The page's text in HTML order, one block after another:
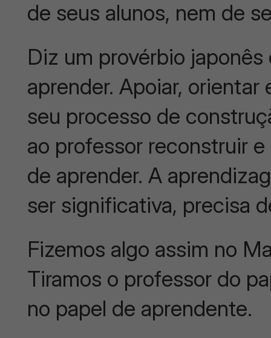
de seus alunos, nem de
Diz um provérbio
aprender. Apoiar,
seu processo de
ao professor reconstruir
de aprender. A
ser significativa, precisa
Fizemos algo assim no
Tiramos o professor do
no papel de aprendente.